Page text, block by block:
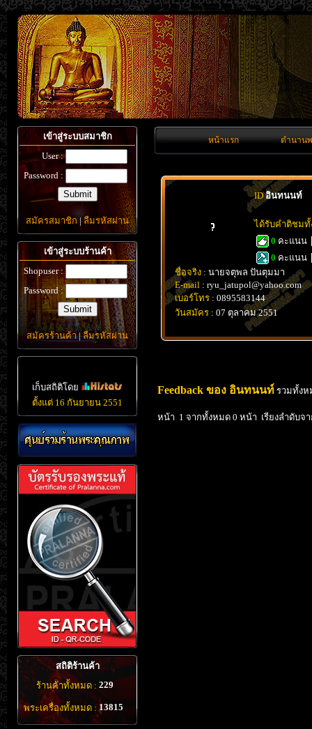
เข้าสู่ระบบสมาชิก
User :
Password :
สมัครสมาชิก|ลืมรหัสผ่าน
เข้าสู่ระบบร้านค้า
Shopuser :
Password :
สมัครร้านค้า|ลืมรหัสผ่าน
เก็บสถิติโดย
ตั้งแต่ 16 กันยายน 2551
สถิติร้านค้า
ร้านค้าทั้งหมด : 229
พระเครื่องทั้งหมด : 13815
หน้าแรก ตำนาน
ID อินทนนท์
ได้รับคำติชม
0 คะแนน
0 คะแนน
ชื่อจริง : นายจตุพล ปันตุมมา
E-mail : ryu_jatupol@yahoo.com
เบอร์โทร : 0895583144
วันสมัคร : 07 ตุลาคม 2551
Feedback ของ อินทนนท์ รวมทั้งห
หน้า 1 จากทั้งหมด 0 หน้า เรียงลำดับจา